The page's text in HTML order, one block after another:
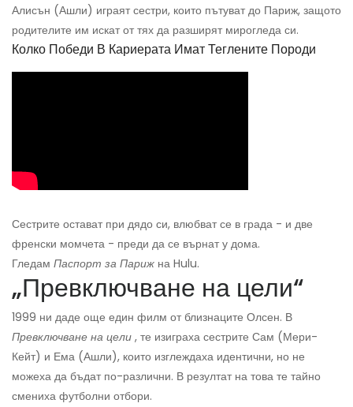
Алисън (Ашли) играят сестри, които пътуват до Париж, защото
родителите им искат от тях да разширят мирогледа си.
Колко Победи В Кариерата Имат Теглените Породи
Сестрите остават при дядо си, влюбват се в града - и две
френски момчета - преди да се върнат у дома.
Гледам Паспорт за Париж на Hulu.
„Превключване на цели“
1999 ни даде още един филм от близнаците Олсен. В
Превключване на цели , те изиграха сестрите Сам (Мери-
Кейт) и Ема (Ашли), които изглеждаха идентични, но не
можеха да бъдат по-различни. В резултат на това те тайно
смениха футболни отбори.